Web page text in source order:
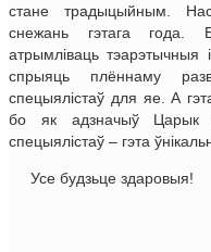
стане традыцыйным.
снежань гэтага года.
атрымліваць тэарэтычныя
спрыяць плённаму
спецыялістаў для яе. А
бо як адзначыў Царык
спецыялістаў ‒ гэта
Усе будзьце здаровыя!